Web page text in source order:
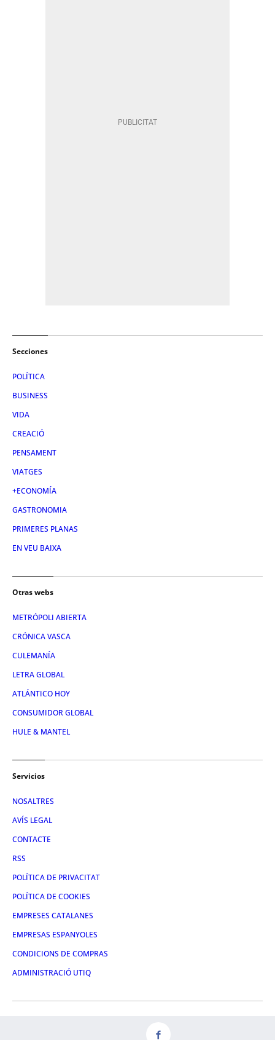
Secciones
POLÍTICA
BUSINESS
VIDA
CREACIÓ
PENSAMENT
VIATGES
+ECONOMÍA
GASTRONOMIA
PRIMERES PLANAS
EN VEU BAIXA
Otras webs
METRÓPOLI ABIERTA
CRÓNICA VASCA
CULEMANÍA
LETRA GLOBAL
ATLÁNTICO HOY
CONSUMIDOR GLOBAL
HULE & MANTEL
Servicios
NOSALTRES
AVÍS LEGAL
CONTACTE
RSS
POLÍTICA DE PRIVACITAT
POLÍTICA DE COOKIES
EMPRESES CATALANES
EMPRESAS ESPANYOLES
CONDICIONS DE COMPRAS
ADMINISTRACIÓ UTIQ